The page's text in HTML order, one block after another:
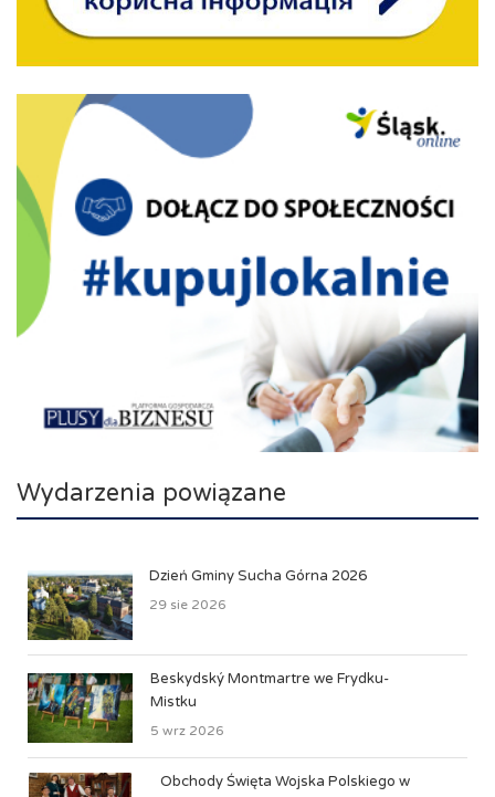
Wydarzenia powiązane
Dzień Gminy Sucha Górna 2026
29 sie 2026
Beskydský Montmartre we Frydku-
Mistku
5 wrz 2026
Obchody Święta Wojska Polskiego w